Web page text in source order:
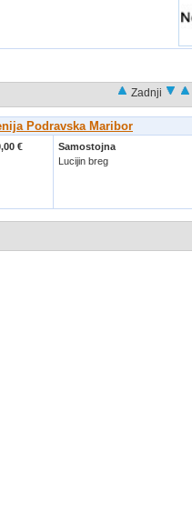
Zadnji
Podravska Maribor
€
Samostojna
Lucijin breg